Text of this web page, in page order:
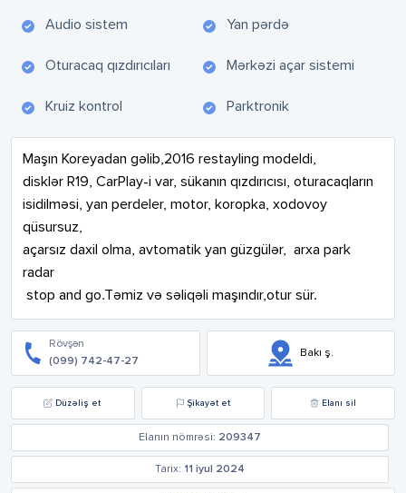
Audio sistem Yan pərdə
Oturacaq qızdırıcıları Mərkəzi açar sistemi
Kruiz kontrol Parktronik
Maşın Koreyadan gəlib,2016 restayling modeldi,
disklər R19, CarPlay-i var, sükanın qızdırıcısı, oturacaqların
isidilməsi, yan perdeler, motor, koropka, xodovoy
qüsursuz,
açarsız daxil olma, avtomatik yan güzgülər,  arxa park
radar
stop and go.Təmiz və səliqəli maşındır,otur sür.
Rövşən
(099) 742-47-27
Bakı ş.
Düzəliş et Şikayət et Elanı sil
Elanın nömrəsi: 209347
Tarix: 11 iyul 2024